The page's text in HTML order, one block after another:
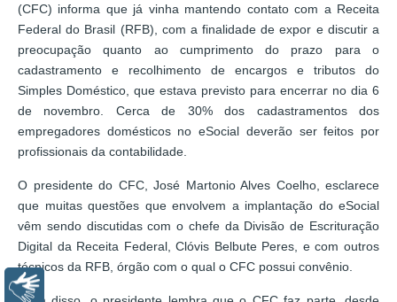
(CFC) informa que já vinha mantendo contato com a Receita
Federal do Brasil (RFB), com a finalidade de expor e discutir a
preocupação quanto ao cumprimento do prazo para o
cadastramento e recolhimento de encargos e tributos do
Simples Doméstico, que estava previsto para encerrar no dia 6
de novembro. Cerca de 30% dos cadastramentos dos
empregadores domésticos no eSocial deverão ser feitos por
profissionais da contabilidade.
O presidente do CFC, José Martonio Alves Coelho, esclarece
que muitas questões que envolvem a implantação do eSocial
vêm sendo discutidas com o chefe da Divisão de Escrituração
Digital da Receita Federal, Clóvis Belbute Peres, e com outros
técnicos da RFB, órgão com o qual o CFC possui convênio.